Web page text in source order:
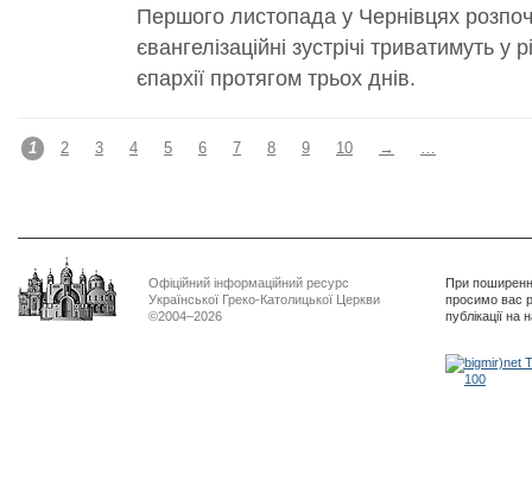
Першого листопада у Чернівцях
євангелізаційні зустрічі триватимуть у
єпархії протягом трьох днів.
1 2 3 4 5 6 7 8 9 10 → …
Офіційний інформаційний ресурс
Української Греко-Католицької Церкви
©2004–2026
При
просимо вас
публікації на